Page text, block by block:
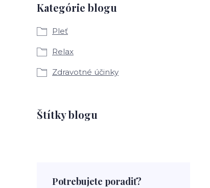
Kategórie blogu
Pleť
Relax
Zdravotné účinky
Štítky blogu
Potrebujete poradiť?